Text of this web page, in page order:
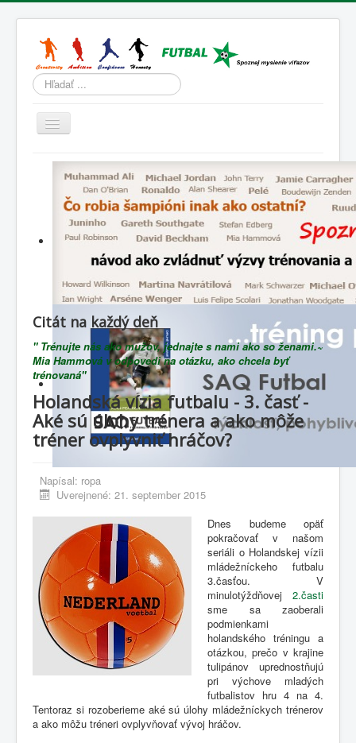
Hľadať
Prepnúť
Domov
Športová psychológia
Životný štýl
Lenivá lopta
Blog
Citát na každý deň
" Trénujte nás ako mužov, jednajte s nami ako so ženami.~
Mia Hammová v odpovedi na otázku, ako chcela byť
trénovaná"
Holandská vízia futbalu - 3. časť -
Aké sú úlohy trénera a ako môže
tréner ovplyvniť hráčov?
Napísal: ropa
Uverejnené: 21. september 2015
Dnes budeme opäť
pokračovať v našom
seriáli o Holandskej vízii
mládežníckeho futbalu
3.časťou. V
minulotýždňovej 2.časti
sme sa zaoberali
podmienkami
holandského tréningu a
otázkou, prečo v krajine
tulipánov uprednostňujú
pri výchove mladých
futbalistov hru 4 na 4.
Tentoraz si rozoberieme aké sú úlohy mládežníckych trénerov
a ako môžu tréneri ovplyvňovať vývoj hráčov.